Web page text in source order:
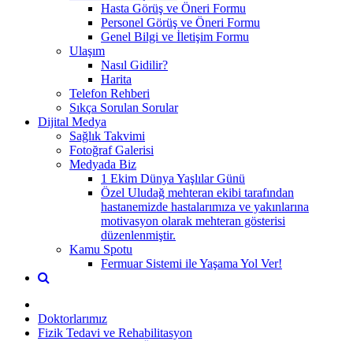
Hasta Görüş ve Öneri Formu
Personel Görüş ve Öneri Formu
Genel Bilgi ve İletişim Formu
Ulaşım
Nasıl Gidilir?
Harita
Telefon Rehberi
Sıkça Sorulan Sorular
Dijital Medya
Sağlık Takvimi
Fotoğraf Galerisi
Medyada Biz
1 Ekim Dünya Yaşlılar Günü
Özel Uludağ mehteran ekibi tarafından
hastanemizde hastalarımıza ve yakınlarına
motivasyon olarak mehteran gösterisi
düzenlenmiştir.
Kamu Spotu
Fermuar Sistemi ile Yaşama Yol Ver!
Doktorlarımız
Fizik Tedavi ve Rehabilitasyon